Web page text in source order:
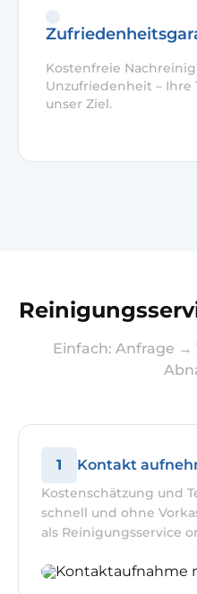
Kostenfreie
Unzufriedenheit – Ihre
unser Ziel.
Einfach: Anfrage
1 Kontakt
Kostenschätzung und
schnell und ohne
als Reinigungsservice